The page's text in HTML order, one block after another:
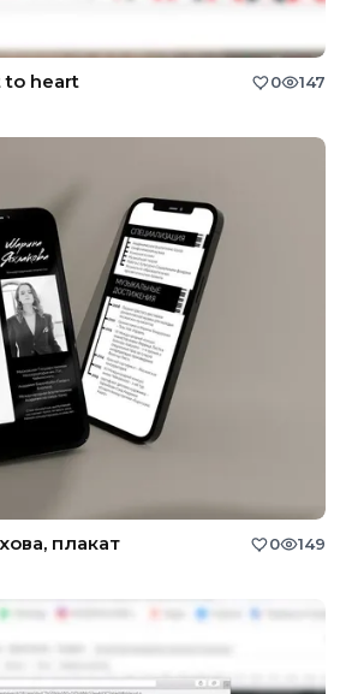
to heart 0 147
плакат 0 149